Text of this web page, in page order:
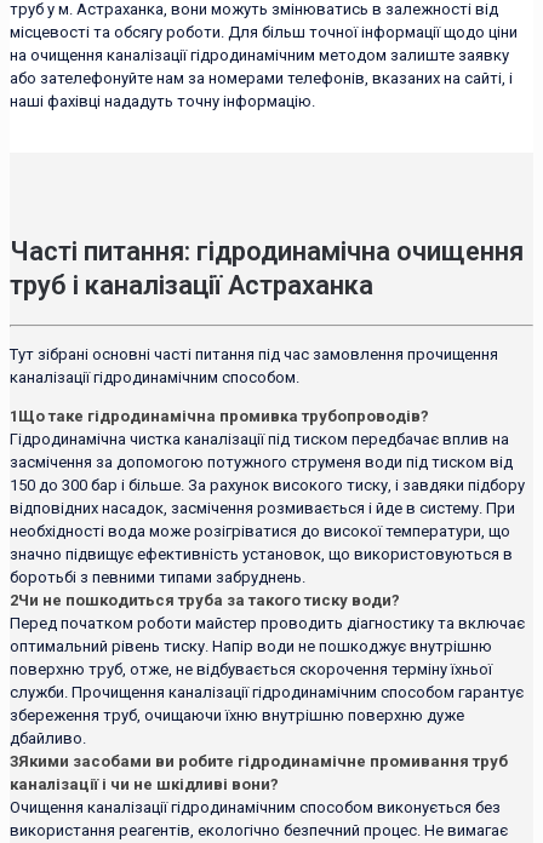
труб у м. Астраханка, вони можуть змінюватись в залежності від
місцевості та обсягу роботи. Для більш точної інформації щодо ціни
на очищення каналізації гідродинамічним методом залиште заявку
або зателефонуйте нам за номерами телефонів, вказаних на сайті, і
наші фахівці нададуть точну інформацію.
Часті питання: гідродинамічна очищення
труб і каналізації Астраханка
Тут зібрані основні часті питання під час замовлення прочищення
каналізації гідродинамічним способом.
1 Що таке гідродинамічна промивка трубопроводів?
Гідродинамічна чистка каналізації під тиском передбачає вплив на
засмічення за допомогою потужного струменя води під тиском від
150 до 300 бар і більше. За рахунок високого тиску, і завдяки підбору
відповідних насадок, засмічення розмивається і йде в систему. При
необхідності вода може розігріватися до високої температури, що
значно підвищує ефективність установок, що використовуються в
боротьбі з певними типами забруднень.
2Чи не пошкодиться труба за такого тиску води?
Перед початком роботи майстер проводить діагностику та включає
оптимальний рівень тиску. Напір води не пошкоджує внутрішню
поверхню труб, отже, не відбувається скорочення терміну їхньої
служби. Прочищення каналізації гідродинамічним способом гарантує
збереження труб, очищаючи їхню внутрішню поверхню дуже
дбайливо.
3Якими засобами ви робите гідродинамічне промивання труб
каналізації і чи не шкідливі вони?
Очищення каналізації гідродинамічним способом виконується без
використання реагентів, екологічно безпечний процес. Не вимагає